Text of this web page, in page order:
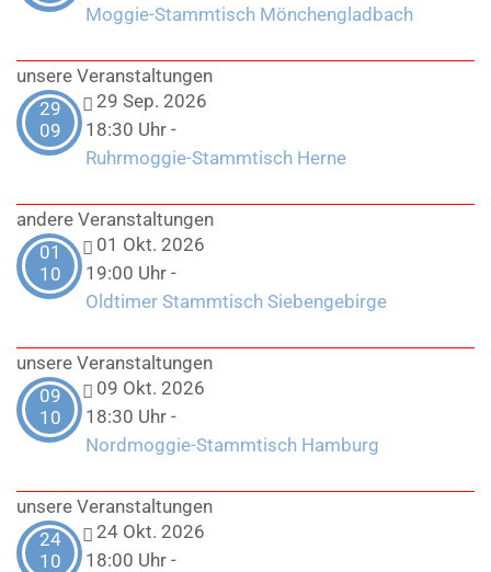
Moggie-Stammtisch Mönchengladbach
unsere Veranstaltungen
29
09
29 Sep. 2026
18:30 Uhr -
Ruhrmoggie-Stammtisch Herne
andere Veranstaltungen
01
10
01 Okt. 2026
19:00 Uhr -
Oldtimer Stammtisch Siebengebirge
unsere Veranstaltungen
09
10
09 Okt. 2026
18:30 Uhr -
Nordmoggie-Stammtisch Hamburg
unsere Veranstaltungen
24
10
24 Okt. 2026
18:00 Uhr -